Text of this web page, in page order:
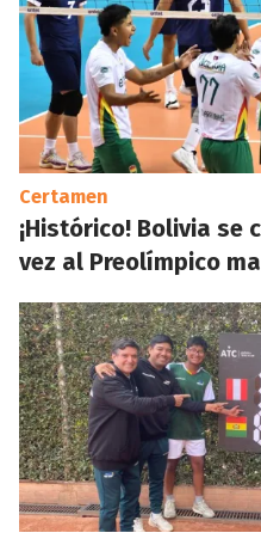
Certamen
¡Histórico! Bolivia se
vez al Preolímpico